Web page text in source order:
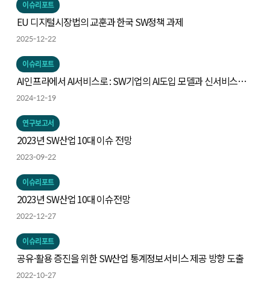
이슈리포트
EU 디지털시장법의 교훈과 한국 SW정책 과제
2025-12-22
이슈리포트
AI인프라에서 AI서비스로 : SW기업의 AI도입 모델과 신서비스
모델의 탐색
2024-12-19
연구보고서
2023년 SW산업 10대 이슈 전망
2023-09-22
이슈리포트
2023년 SW산업 10대 이슈전망
2022-12-27
이슈리포트
공유·활용 증진을 위한 SW산업 통계정보서비스 제공 방향 도출
2022-10-27